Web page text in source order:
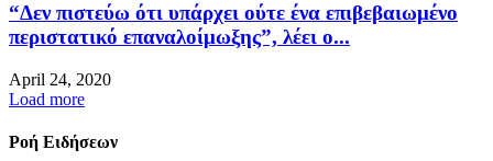
“Δεν πιστεύω ότι υπάρχει ούτε ένα επιβεβαιωμένο
περιστατικό επαναλοίμωξης”, λέει ο...
April 24, 2020
Load more
Ροή Ειδήσεων